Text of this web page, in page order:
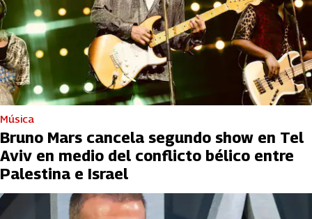
Música
Bruno Mars cancela segundo show en Tel
Aviv en medio del conflicto bélico entre
Palestina e Israel